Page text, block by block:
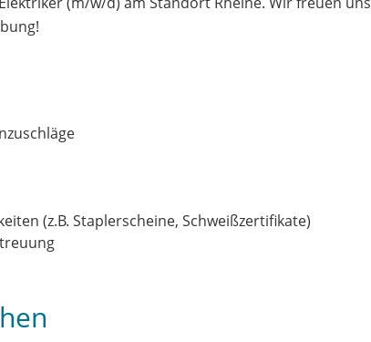
(z.B. Staplerscheine, Schweißzertifikate)